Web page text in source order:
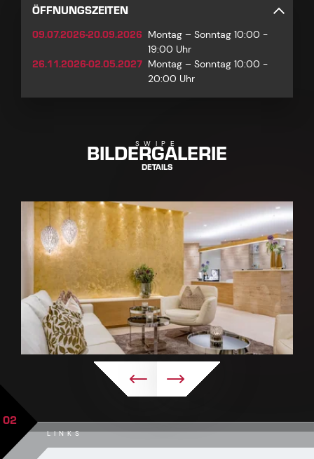
ÖFFNUNGSZEITEN
09.07.2026-20.09.2026 Montag – Sonntag 10:00 -
19:00 Uhr
26.11.2026-02.05.2027 Montag – Sonntag 10:00 -
20:00 Uhr
SWIPE
BILDERGALERIE
DETAILS
LINKS
02